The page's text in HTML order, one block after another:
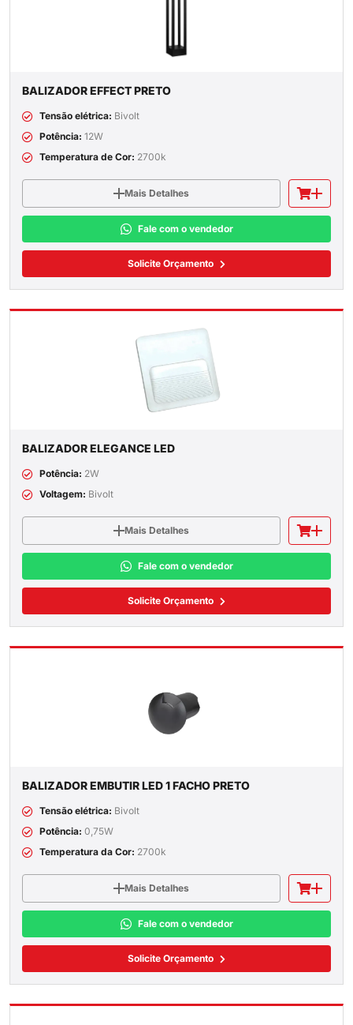
BALIZADOR EFFECT PRETO
Tensão elétrica: Bivolt
Potência: 12W
Temperatura de Cor: 2700k
Mais Detalhes
Fale com o vendedor
Solicite Orçamento
BALIZADOR ELEGANCE LED
Potência: 2W
Voltagem: Bivolt
Mais Detalhes
Fale com o vendedor
Solicite Orçamento
BALIZADOR EMBUTIR LED 1 FACHO PRETO
Tensão elétrica: Bivolt
Potência: 0,75W
Temperatura da Cor: 2700k
Mais Detalhes
Fale com o vendedor
Solicite Orçamento